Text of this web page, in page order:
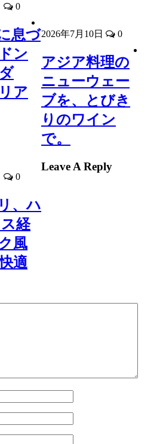
0
息づ
ン
ア
2026年7月10日 0
アジア料理の
ニューウェー
ブを、とびき
りのワイン
で。
0
、ハ
経
風
適
Leave A Reply